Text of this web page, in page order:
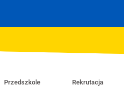
Przedszkole Rekrutacja